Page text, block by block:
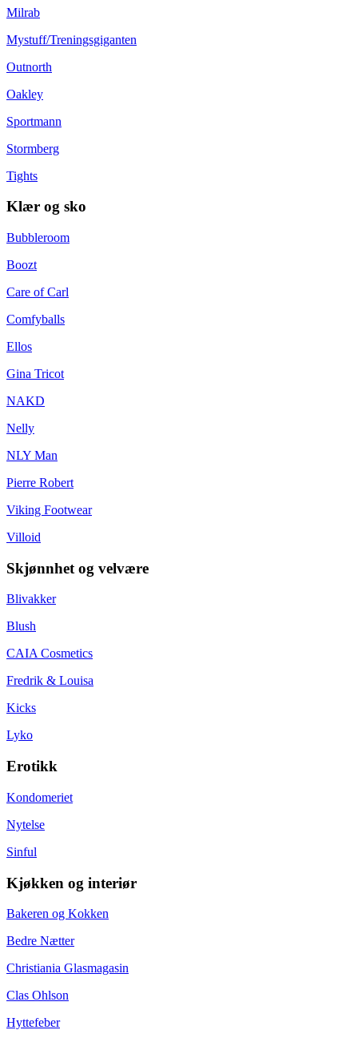
Milrab
Mystuff/Treningsgiganten
Outnorth
Oakley
Sportmann
Stormberg
Tights
Klær og sko
Bubbleroom
Boozt
Care of Carl
Comfyballs
Ellos
Gina Tricot
NAKD
Nelly
NLY Man
Pierre Robert
Viking Footwear
Villoid
Skjønnhet og velvære
Blivakker
Blush
CAIA Cosmetics
Fredrik & Louisa
Kicks
Lyko
Erotikk
Kondomeriet
Nytelse
Sinful
Kjøkken og interiør
Bakeren og Kokken
Bedre Nætter
Christiania Glasmagasin
Clas Ohlson
Hyttefeber